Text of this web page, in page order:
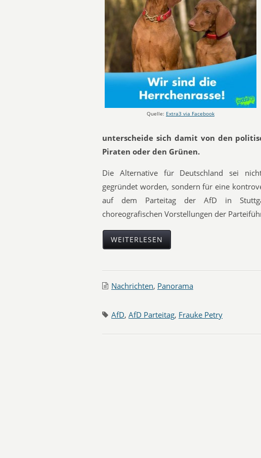
Quelle: Extra3 via Facebook
unterscheide sich damit von den
Piraten oder den Grünen.
Die Alternative für Deutschland sei
gegründet worden, sondern für eine
auf dem Parteitag der AfD in
choreografischen Vorstellungen der
WEITERLESEN
Nachrichten, Panorama
AfD, AfD Parteitag, Frauke Petry